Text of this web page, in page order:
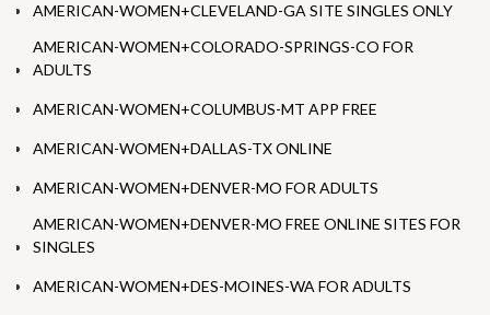
AMERICAN-WOMEN+CLEVELAND-GA SITE SINGLES ONLY
AMERICAN-WOMEN+COLORADO-SPRINGS-CO FOR
ADULTS
AMERICAN-WOMEN+COLUMBUS-MT APP FREE
AMERICAN-WOMEN+DALLAS-TX ONLINE
AMERICAN-WOMEN+DENVER-MO FOR ADULTS
AMERICAN-WOMEN+DENVER-MO FREE ONLINE SITES FOR
SINGLES
AMERICAN-WOMEN+DES-MOINES-WA FOR ADULTS